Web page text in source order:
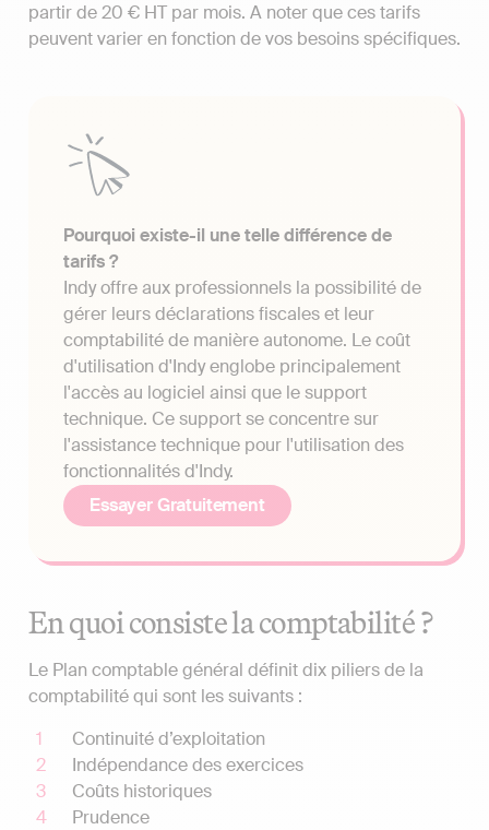
partir de 20 € HT par mois. A noter que ces tarifs
peuvent varier en fonction de vos besoins spécifiques.
Pourquoi existe-il une telle différence de
tarifs ?
Indy offre aux professionnels la possibilité de
gérer leurs déclarations fiscales et leur
comptabilité de manière autonome. Le coût
d'utilisation d'Indy englobe principalement
l'accès au logiciel ainsi que le support
technique. Ce support se concentre sur
l'assistance technique pour l'utilisation des
fonctionnalités d'Indy.
Essayer Gratuitement
En quoi consiste la comptabilité ?
Le Plan comptable général définit dix piliers de la
comptabilité qui sont les suivants :
Continuité d’exploitation
Indépendance des exercices
Coûts historiques
Prudence